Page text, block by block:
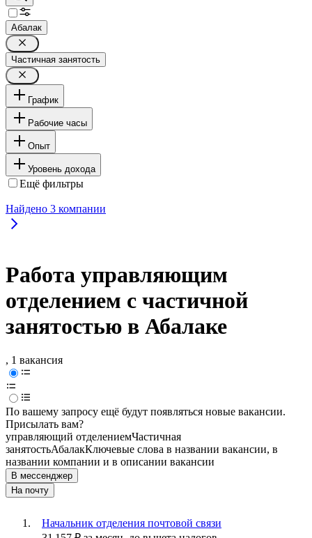
Абалак
Частичная занятость
График
Рабочие часы
Опыт
Уровень дохода
Ещё фильтры
Найдено 3 компании
Работа управляющим
отделением с частичной
занятостью в Абалаке
, 1 вакансия
По вашему запросу ещё будут появляться новые вакансии.
Присылать вам?
управляющий отделениемЧастичная
занятостьАбалакКлючевые слова в названии вакансии, в
названии компании и в описании вакансии
В мессенджер
На почту
Начальник отделения почтовой связи